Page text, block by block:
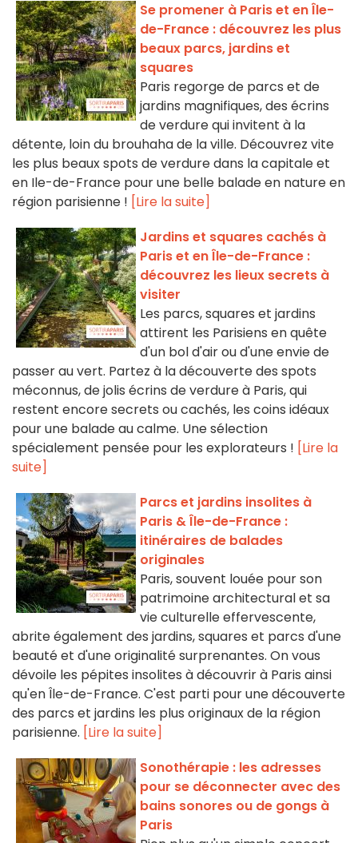
Se promener à Paris et en Île-
de-France : découvrez les plus
beaux parcs, jardins et
squares
Paris regorge de parcs et de
jardins magnifiques, des écrins
de verdure qui invitent à la
détente, loin du brouhaha de la ville. Découvrez vite
les plus beaux spots de verdure dans la capitale et
en Ile-de-France pour une belle balade en nature en
région parisienne ! [Lire la suite]
Jardins et squares cachés à
Paris et en Île-de-France :
découvrez les lieux secrets à
visiter
Les parcs, squares et jardins
attirent les Parisiens en quête
d'un bol d'air ou d'une envie de
passer au vert. Partez à la découverte des spots
méconnus, de jolis écrins de verdure à Paris, qui
restent encore secrets ou cachés, les coins idéaux
pour une balade au calme. Une sélection
spécialement pensée pour les explorateurs ! [Lire la
suite]
Parcs et jardins insolites à
Paris & Île-de-France :
itinéraires de balades
originales
Paris, souvent louée pour son
patrimoine architectural et sa
vie culturelle effervescente,
abrite également des jardins, squares et parcs d'une
beauté et d'une originalité surprenantes. On vous
dévoile les pépites insolites à découvrir à Paris ainsi
qu'en Île-de-France. C'est parti pour une découverte
des parcs et jardins les plus originaux de la région
parisienne. [Lire la suite]
Sonothérapie : les adresses
pour se déconnecter avec des
bains sonores ou de gongs à
Paris